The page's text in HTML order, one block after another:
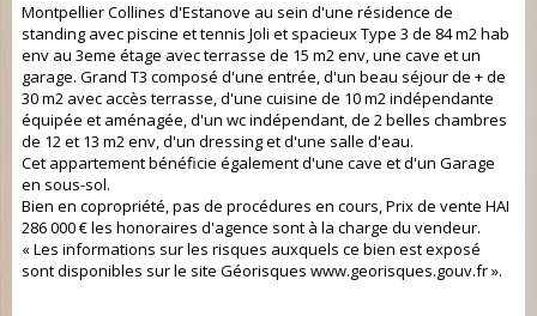
Montpellier Collines d'Estanove au sein d'une résidence de
standing avec piscine et tennis Joli et spacieux Type 3 de 84 m2 hab
env au 3eme étage avec terrasse de 15 m2 env, une cave et un
garage. Grand T3 composé d'une entrée, d'un beau séjour de + de
30 m2 avec accès terrasse, d'une cuisine de 10 m2 indépendante
équipée et aménagée, d'un wc indépendant, de 2 belles chambres
de 12 et 13 m2 env, d'un dressing et d'une salle d'eau.
Cet appartement bénéficie également d'une cave et d'un Garage
en sous-sol.
Bien en copropriété, pas de procédures en cours, Prix de vente HAI
286 000 € les honoraires d'agence sont à la charge du vendeur.
« Les informations sur les risques auxquels ce bien est exposé
sont disponibles sur le site Géorisques www.georisques.gouv.fr ».